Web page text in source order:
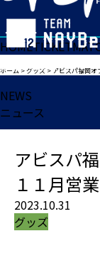
HOMETICKET
ホーム >グッズ > アビスパ福岡
NEWS
ニュース
アビスパ
１１月営
2023.10.31
グッズ